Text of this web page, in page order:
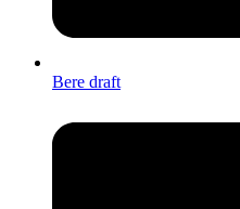
Bere draft